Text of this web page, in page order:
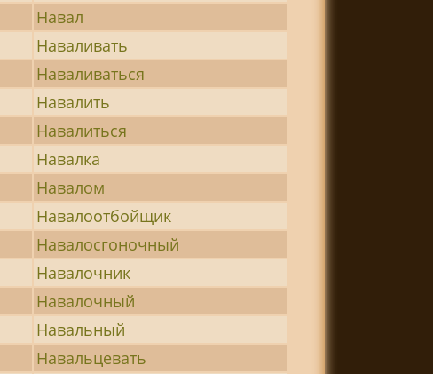
Навал
Наваливать
Наваливаться
Навалить
Навалиться
Навалка
Навалом
Навалоотбойщик
Навалосгоночный
Навалочник
Навалочный
Навальный
Навальцевать